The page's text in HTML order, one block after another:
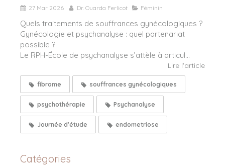
27 Mar 2026 Dr. Ouarda Ferlicot Féminin
Quels traitements de souffrances gynécologiques ?
Gynécologie et psychanalyse : quel partenariat
possible ?
Le RPH-École de psychanalyse s’attèle à articul...
Lire l'article
fibrome souffrances gynécologiques
psychothérapie Psychanalyse
Journée d'étude endometriose
Catégories